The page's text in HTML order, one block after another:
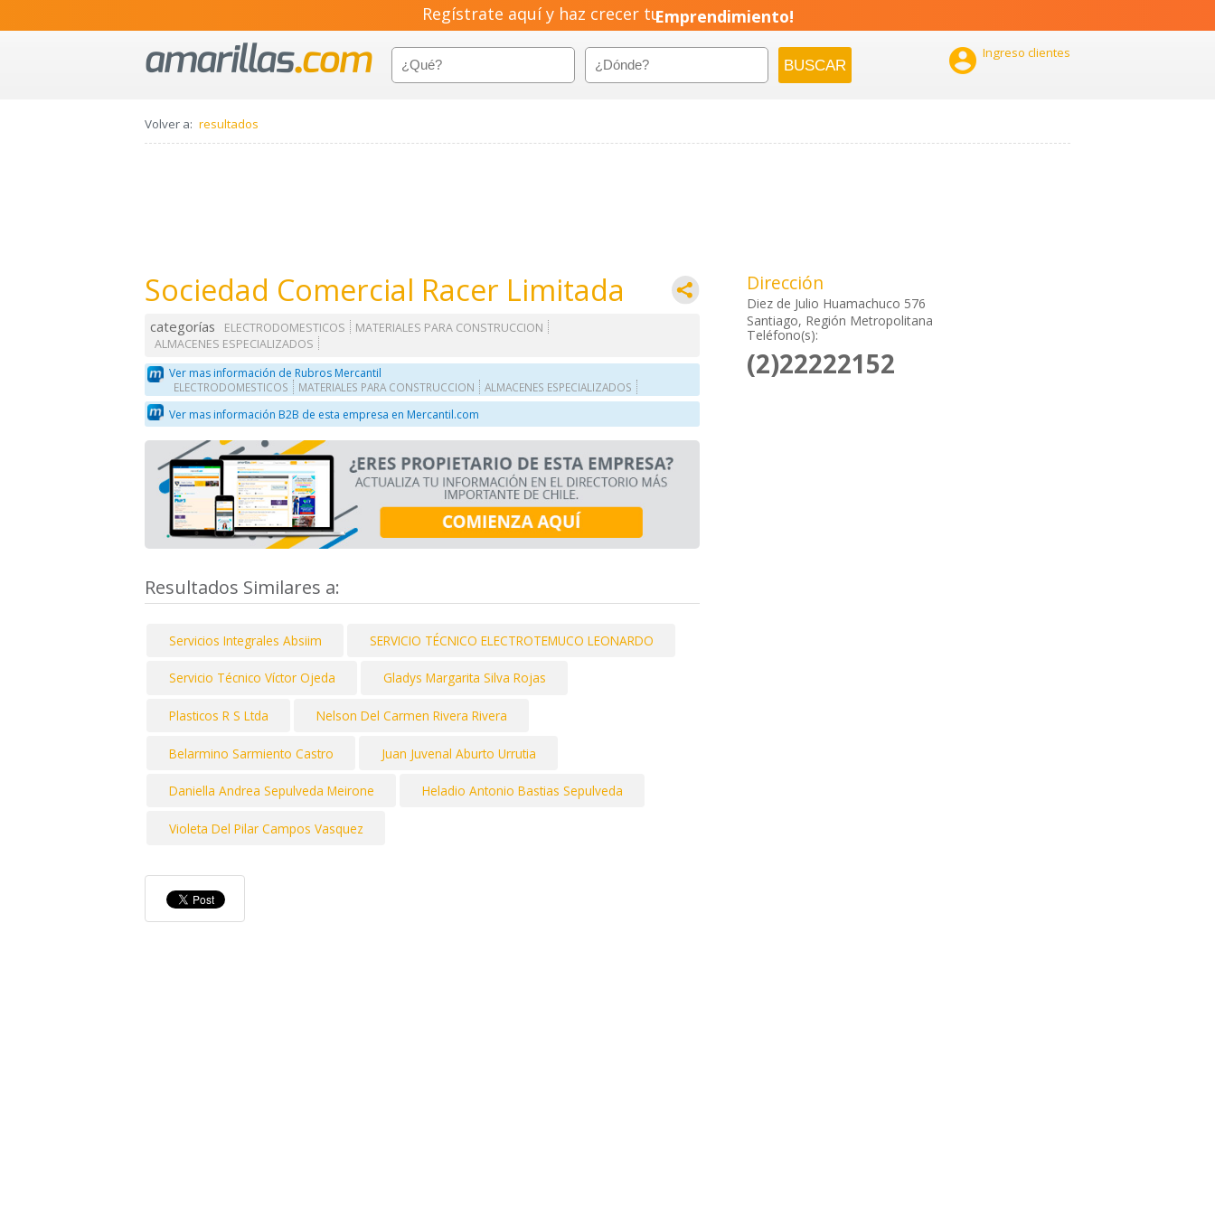
Regístrate aquí y haz crecer tuEmprendimiento!
 Ingreso clientes
Volver a: resultados
Sociedad Comercial Racer Limitada
categorías ELECTRODOMESTICOS
MATERIALES PARA CONSTRUCCION
ALMACENES ESPECIALIZADOS
Ver mas información de Rubros Mercantil
ELECTRODOMESTICOS MATERIALES PARA CONSTRUCCION ALMACENES ESPECIALIZADOS
Ver mas información B2B de esta empresa en Mercantil.com
Resultados Similares a:
Servicios Integrales Absiim SERVICIO TÉCNICO ELECTROTEMUCO LEONARDO
Servicio Técnico Víctor Ojeda Gladys Margarita Silva Rojas
Plasticos R S Ltda Nelson Del Carmen Rivera Rivera
Belarmino Sarmiento Castro Juan Juvenal Aburto Urrutia
Daniella Andrea Sepulveda Meirone Heladio Antonio Bastias Sepulveda
Violeta Del Pilar Campos Vasquez
Dirección
Diez de Julio Huamachuco 576
Santiago, Región Metropolitana
Teléfono(s):
(2)22222152